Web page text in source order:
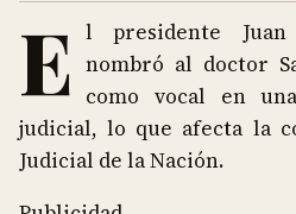
E l presidente Juan
nombró al doctor
como vocal en
judicial, lo que afecta la
Judicial de la Nación.